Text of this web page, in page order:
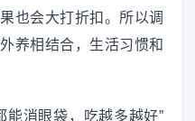
也会大打折扣。所以调
养相结合，生活习惯和
能消眼袋，吃越多越好”